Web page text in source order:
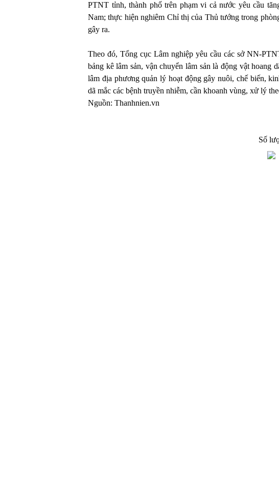
PTNT tỉnh, thành phố trên phạm vi cả nước yêu cầu
Nam; thực hiện nghiêm Chỉ thị của Thủ tướng trong
gây ra.
Theo đó, Tổng cục Lâm nghiệp yêu cầu các sở NN-
bảng kê lâm sản, vận chuyển lâm sản là động vật
lâm địa phương quản lý hoạt động gây nuôi, chế biến,
dã mắc các bệnh truyền nhiễm, cần khoanh vùng, xử lý
Nguồn: Thanhnien.vn
Số